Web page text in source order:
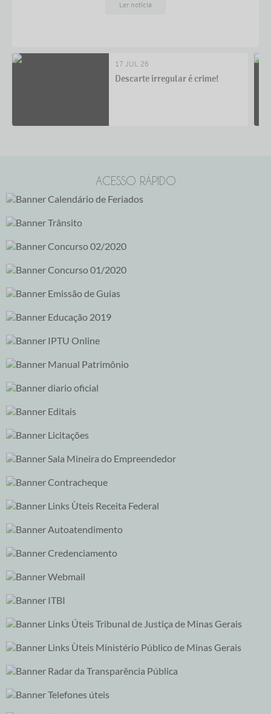
Ler notícia
17 JUL 26
Descarte irregular é crime!
ACESSO RÁPIDO